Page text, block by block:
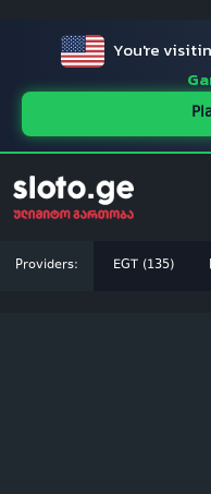
You're
Providers: EGT (135)